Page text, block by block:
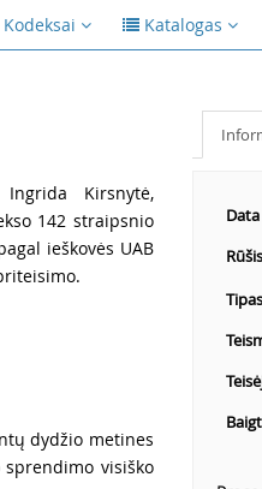
Kodeksai Katalogas
Kirsnytė,
142 straipsnio
ieškovės UAB
dydžio metines
visiško
Data
Rūšis
Tipas